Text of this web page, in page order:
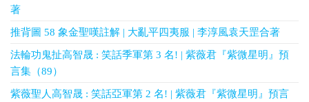
著
推背圖 58 象金聖嘆註解 | 大亂平四夷服 | 李淳風袁天罡合著
法輪功鬼扯高智晟 : 笑話季軍第 3 名! | 紫薇君『紫微星明』預
言集（89）
紫薇聖人高智晟 : 笑話亞軍第 2 名! | 紫薇君『紫微星明』預言